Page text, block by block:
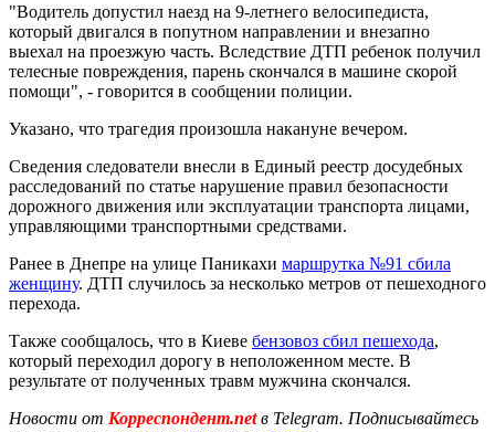
"Водитель допустил наезд на 9-летнего велосипедиста,
который двигался в попутном направлении и внезапно
выехал на проезжую часть. Вследствие ДТП ребенок получил
телесные повреждения, парень скончался в машине скорой
помощи", - говорится в сообщении полиции.
Указано, что трагедия произошла накануне вечером.
Сведения следователи внесли в Единый реестр досудебных
расследований по статье нарушение правил безопасности
дорожного движения или эксплуатации транспорта лицами,
управляющими транспортными средствами.
Ранее в Днепре на улице Паникахи маршрутка №91 сбила
женщину. ДТП случилось за несколько метров от пешеходного
перехода.
Также сообщалось, что в Киеве бензовоз сбил пешехода,
который переходил дорогу в неположенном месте. В
результате от полученных травм мужчина скончался.
Новости от Корреспондент.netв Telegram. Подписывайтесь